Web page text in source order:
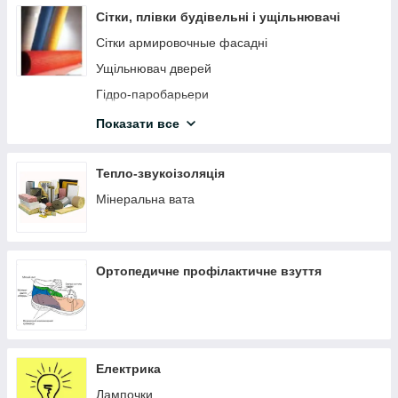
Струбцини
Ящики, органайзери
Ножівки, пили
ЗАКЛЕПКИ ТА ЗАКЛЕПНИКИ
Кутники
Ножиці ручні по металу
Будівельні олівці, маркери
Стамески
Зубила, монтувалки
Сітки, плівки будівельні і ущільнювачі
Сітки армировочные фасадні
Ущільнювач дверей
Гідро-паробарьери
Сітка армуюча штукатурка для внутрішніх робіт
Сітка антимоскітна
Мікрофібра для бетону та стяжок
Показати все
Тепло-звукоізоляція
Мінеральна вата
Ортопедичне профілактичне взуття
Електрика
Лампочки